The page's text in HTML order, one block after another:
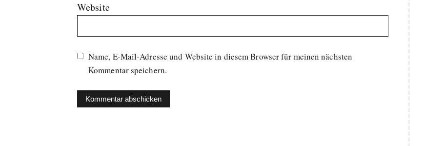
Website
Name, E-Mail-Adresse und Website in diesem Browser für meinen nächsten
Kommentar speichern.